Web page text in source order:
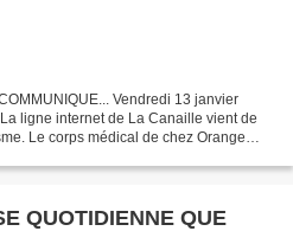
Vendredi 13 janvier
ligne internet de La Canaille vient de
Le corps médical de chez Orange
QUOTIDIENNE QUE